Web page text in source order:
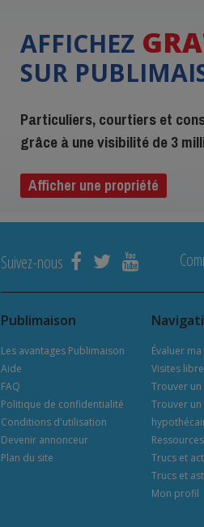
AFFICHEZ
SUR
Particuliers, courtiers et
grâce à une visibilité de 3
Afficher une propriété
Suivez-nous
Publimaison
Les avantages Publimaison
Aide
FAQ
Politique de confidentialité
Conditions d'utilisation
Devenir annonceur
Plan du site
Évaluer
Visites
Trouver
Trouver
Trucs et
Trucs et
Mon profil